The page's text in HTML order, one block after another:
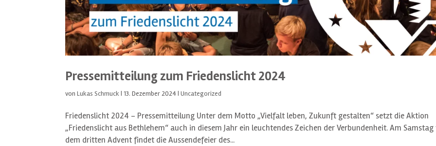
Pressemitteilung zum Friedenslicht 2024
vonLukas Schmuck|13. Dezember 2024|Uncategorized
Friedenslicht 2024 – Pressemitteilung Unter dem Motto „Vielfalt leben, Zukunft gestalten“ setzt die Aktion
„Friedenslicht aus Bethlehem“ auch in diesem Jahr ein leuchtendes Zeichen der Verbundenheit. Am
dem dritten Advent findet die Aussendefeier des...